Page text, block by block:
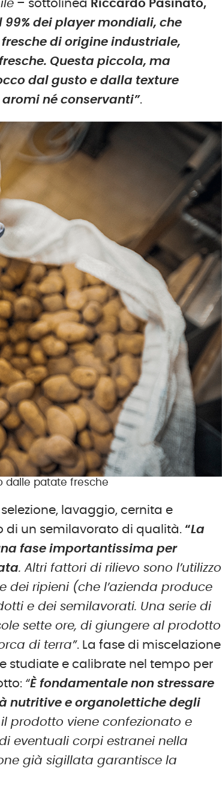
– sottolinea Riccardo Pasinato,
dei player mondiali, che
di origine industriale,
Questa piccola, ma
dal gusto e dalla texture
né conservanti”.
dalle patate fresche
lavaggio, cernita e
di un semilavorato di qualità.“La
fase importantissima per
. Altri fattori di rilievo sono l’utilizzo
dei ripieni (che l’azienda produce
e dei semilavorati. Una serie di
sette ore, di giungere al prodotto
di terra”. La fase di miscelazione
studiate e calibrate nel tempo per
“È fondamentale non stressare
nutritive e organolettiche degli
prodotto viene confezionato e
eventuali corpi estranei nella
già sigillata garantisce la